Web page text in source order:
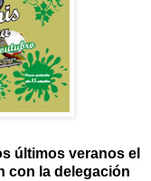
últimos veranos el
con la delegación